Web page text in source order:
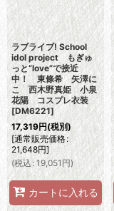
ラブライブ! School
idol project もぎゅ
っと“love”で接近
中！ 東條希 矢澤に
こ 西木野真姫 小泉
花陽 コスプレ衣装
[DM6221]
17,319円(税別)
[通常販売価格:
21,648円]
(税込: 19,051円)
カートに入れる